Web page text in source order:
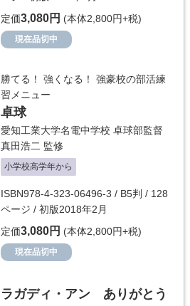
定価3,080円 (本体2,800円+税)
現在品切中
勝てる！ 強くなる！ 強豪校の部活練
習メニュー
卓球
愛知工業大学名電中学校 卓球部監督
真田浩二 監修
小学校高学年から
ISBN978-4-323-06496-3 / B5判 / 128
ページ / 初版2018年2月
定価3,080円 (本体2,800円+税)
現在品切中
ラガディ・アン ありがとう